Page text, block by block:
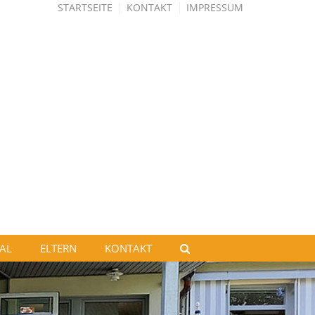
STARTSEITE KONTAKT IMPRESSUM
ELTERN KONTAKT